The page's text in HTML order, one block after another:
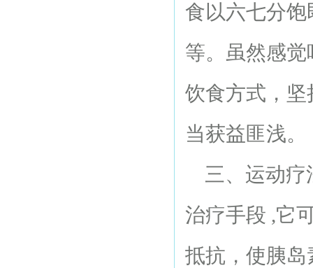
食以六七分
等。虽然感
饮食方式，
当获益匪浅。
三、运动疗
治疗手段 ,它
抵抗，使胰